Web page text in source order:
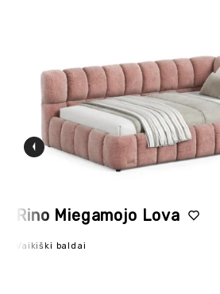
Rino Miegamojo Lova
Vaikiški baldai